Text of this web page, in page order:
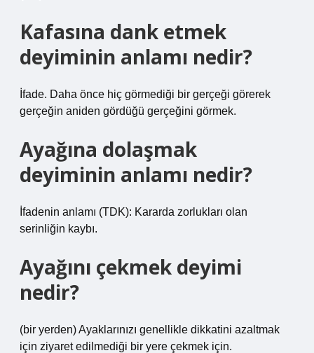
Kafasına dank etmek
deyiminin anlamı nedir?
İfade. Daha önce hiç görmediği bir gerçeği görerek
gerçeğin aniden gördüğü gerçeğini görmek.
Ayağına dolaşmak
deyiminin anlamı nedir?
İfadenin anlamı (TDK): Kararda zorlukları olan
serinliğin kaybı.
Ayağını çekmek deyimi
nedir?
(bir yerden) Ayaklarınızı genellikle dikkatini azaltmak
için ziyaret edilmediği bir yere çekmek için.